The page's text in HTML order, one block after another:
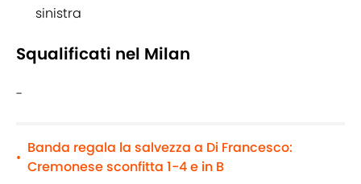
sinistra
Squalificati nel Milan
-
•
Banda regala la salvezza a Di Francesco:
Cremonese sconfitta 1-4 e in B